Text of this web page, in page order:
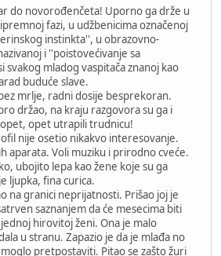
do novorođenčeta! Uporno ga drže u
fazi, u udžbenicima označenoj
instinkta'', u obrazovno-
i ''poistovećivanje sa
svakog mladog vaspitača znanoj kao
buduće slave.
mrlje, radni dosije besprekoran.
držao, na kraju razgovora su ga i
opet utrapili trudnicu!
nije osetio nikakvo interesovanje.
aparata. Voli muziku i prirodno cveće.
ubojito lepa kao žene koje su ga
ljupka, fina curica.
na granici neprijatnosti. Prišao joj je
saznanjem da će mesecima biti
hirovitoj ženi. Ona je malo
u stranu. Zapazio je da je mlađa no
pretpostaviti. Pitao se zašto žuri